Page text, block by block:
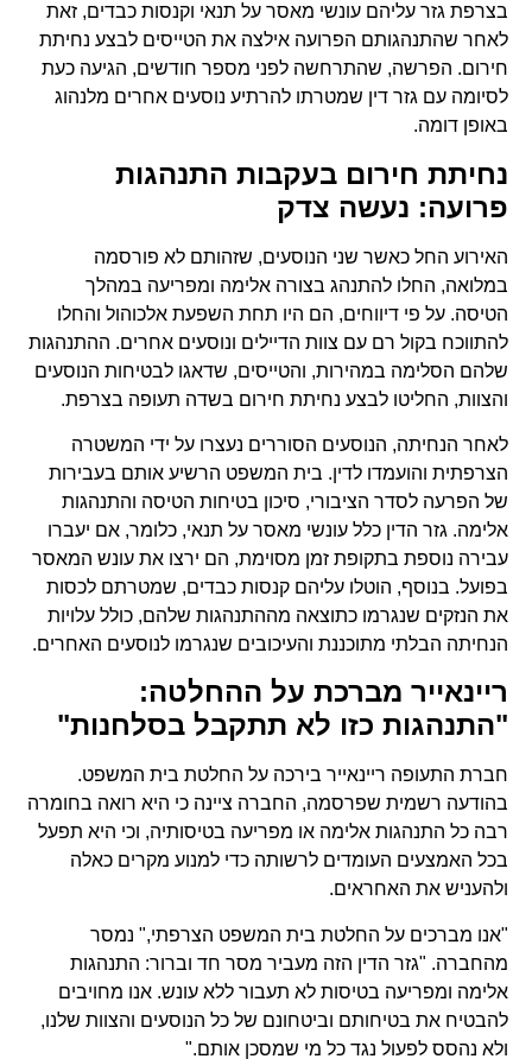
בצרפת גזר עליהם עונשי מאסר על תנאי וקנסות כבדים, זאת
לאחר שהתנהגותם הפרועה אילצה את הטייסים לבצע נחיתת
חירום. הפרשה, שהתרחשה לפני מספר חודשים, הגיעה כעת
לסיומה עם גזר דין שמטרתו להרתיע נוסעים אחרים מלנהוג
באופן דומה.
נחיתת חירום בעקבות התנהגות
פרועה: נעשה צדק
האירוע החל כאשר שני הנוסעים, שזהותם לא פורסמה
במלואה, החלו להתנהג בצורה אלימה ומפריעה במהלך
הטיסה. על פי דיווחים, הם היו תחת השפעת אלכוהול והחלו
להתווכח בקול רם עם צוות הדיילים ונוסעים אחרים. ההתנהגות
שלהם הסלימה במהירות, והטייסים, שדאגו לבטיחות הנוסעים
והצוות, החליטו לבצע נחיתת חירום בשדה תעופה בצרפת.
לאחר הנחיתה, הנוסעים הסוררים נעצרו על ידי המשטרה
הצרפתית והועמדו לדין. בית המשפט הרשיע אותם בעבירות
של הפרעה לסדר הציבורי, סיכון בטיחות הטיסה והתנהגות
אלימה. גזר הדין כלל עונשי מאסר על תנאי, כלומר, אם יעברו
עבירה נוספת בתקופת זמן מסוימת, הם ירצו את עונש המאסר
בפועל. בנוסף, הוטלו עליהם קנסות כבדים, שמטרתם לכסות
את הנזקים שנגרמו כתוצאה מההתנהגות שלהם, כולל עלויות
הנחיתה הבלתי מתוכננת והעיכובים שנגרמו לנוסעים האחרים.
ריינאייר מברכת על ההחלטה:
"התנהגות כזו לא תתקבל בסלחנות"
חברת התעופה ריינאייר בירכה על החלטת בית המשפט.
בהודעה רשמית שפרסמה, החברה ציינה כי היא רואה בחומרה
רבה כל התנהגות אלימה או מפריעה בטיסותיה, וכי היא תפעל
בכל האמצעים העומדים לרשותה כדי למנוע מקרים כאלה
ולהעניש את האחראים.
"אנו מברכים על החלטת בית המשפט הצרפתי," נמסר
מהחברה. "גזר הדין הזה מעביר מסר חד וברור: התנהגות
אלימה ומפריעה בטיסות לא תעבור ללא עונש. אנו מחויבים
להבטיח את בטיחותם וביטחונם של כל הנוסעים והצוות שלנו,
ולא נהסס לפעול נגד כל מי שמסכן אותם."